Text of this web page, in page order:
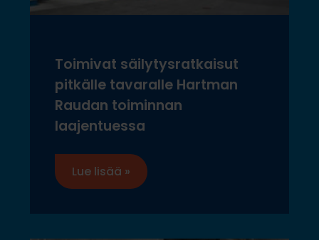
Toimivat säilytysratkaisut
pitkälle tavaralle Hartman
Raudan toiminnan
laajentuessa
Lue lisää »